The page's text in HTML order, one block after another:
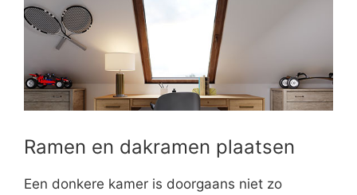
Ramen en dakramen plaatsen
Een donkere kamer is doorgaans niet zo